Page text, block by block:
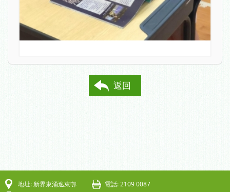
返回
地址: 新界東涌逸東邨
電話: 2109 0087